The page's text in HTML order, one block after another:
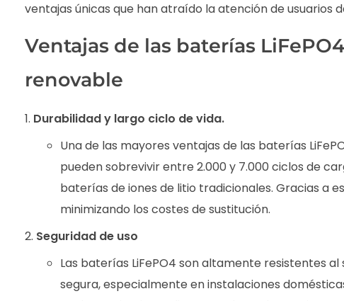
ventajas únicas que han atraído la atención de usuarios
Ventajas de las baterías
renovable
Durabilidad y largo ciclo de vida.
Una de las mayores ventajas de las baterías
pueden sobrevivir entre 2.000 y 7.000 ciclos de
baterías de iones de litio tradicionales. Gracias a
minimizando los costes de sustitución.
Seguridad de uso
Las baterías LiFePO4 son altamente resistentes
segura, especialmente en instalaciones